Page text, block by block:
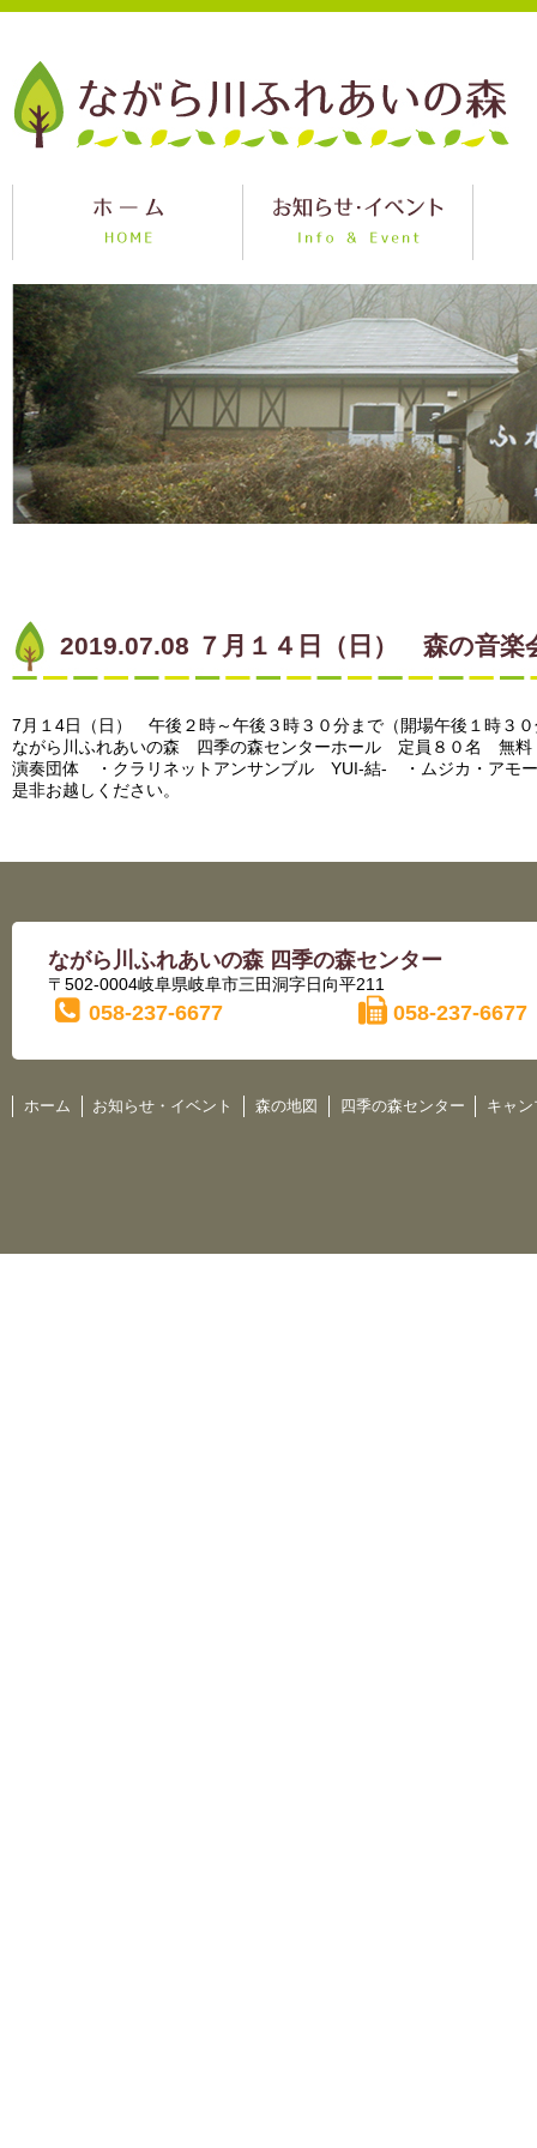
2019.07.08 ７月１４日（日） 森の音楽
7月１4日（日） 午後２時～午後３時３０分まで（開場午後１時３
ながら川ふれあいの森 四季の森センターホール 定員８０名 無料
演奏団体 ・クラリネットアンサンブル YUI-結- ・ムジカ・アモ
是非お越しください。
ながら川ふれあいの森 四季の森センター
〒502-0004岐阜県岐阜市三田洞字日向平211
058-237-6677 058-237-6677
ホーム お知らせ・イベント 森の地図 四季の森センター キャ